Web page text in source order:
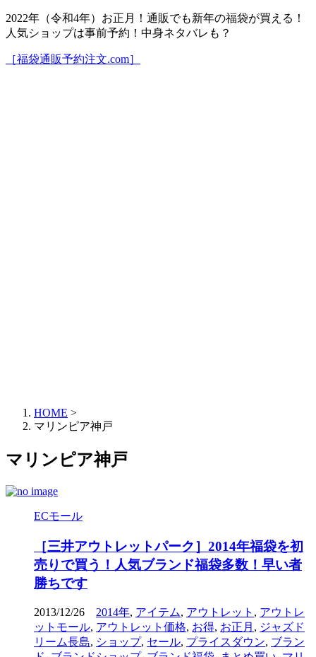
2022年（令和4年）お正月！通販でも新年の福袋が買える！
人気ショップは事前予約！中身ネタバレも？
［福袋通販予約注文.com］
HOME >
マリンピア神戸
マリンピア神戸
ECモール
［三井アウトレットパーク］2014年福袋を初
売りで買う！人気ブランド福袋多数！早い者
勝ちです
2013/12/26 2014年, アイテム, アウトレット , アウトレ
ットモール, アウトレット価格, お得, お正月 , ジャズド
リーム長島, ショップ, セール, プライスダウン, ブラン